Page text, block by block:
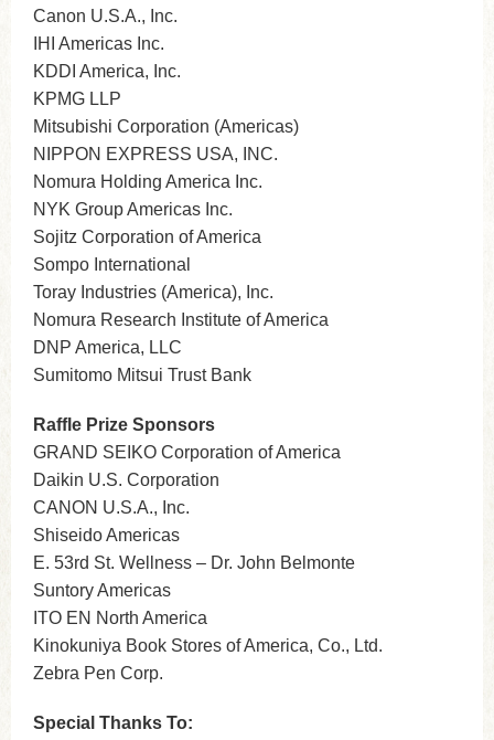
Canon U.S.A., Inc.
IHI Americas Inc.
KDDI America, Inc.
KPMG LLP
Mitsubishi Corporation (Americas)
NIPPON EXPRESS USA, INC.
Nomura Holding America Inc.
NYK Group Americas Inc.
Sojitz Corporation of America
Sompo International
Toray Industries (America), Inc.
Nomura Research Institute of America
DNP America, LLC
Sumitomo Mitsui Trust Bank
Raffle Prize Sponsors
GRAND SEIKO Corporation of America
Daikin U.S. Corporation
CANON U.S.A., Inc.
Shiseido Americas
E. 53rd St. Wellness – Dr. John Belmonte
Suntory Americas
ITO EN North America
Kinokuniya Book Stores of America, Co., Ltd.
Zebra Pen Corp.
Special Thanks To: